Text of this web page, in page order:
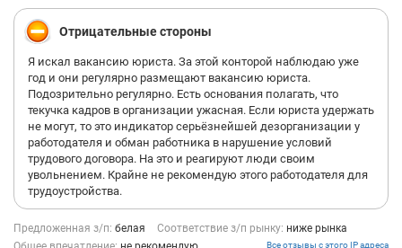
Отрицательные стороны
Я искал вакансию юриста. За этой конторой наблюдаю уже
год и они регулярно размещают вакансию юриста.
Подозрительно регулярно. Есть основания полагать, что
текучка кадров в организации ужасная. Если юриста удержать
не могут, то это индикатор серьёзнейшей дезорганизации у
работодателя и обман работника в нарушение условий
трудового договора. На это и реагируют люди своим
увольнением. Крайне не рекомендую этого работодателя для
трудоустройства.
Предложенная з/п: белая Соответствие з/п рынку: ниже рынка
Все отзывы с этого IP адреса